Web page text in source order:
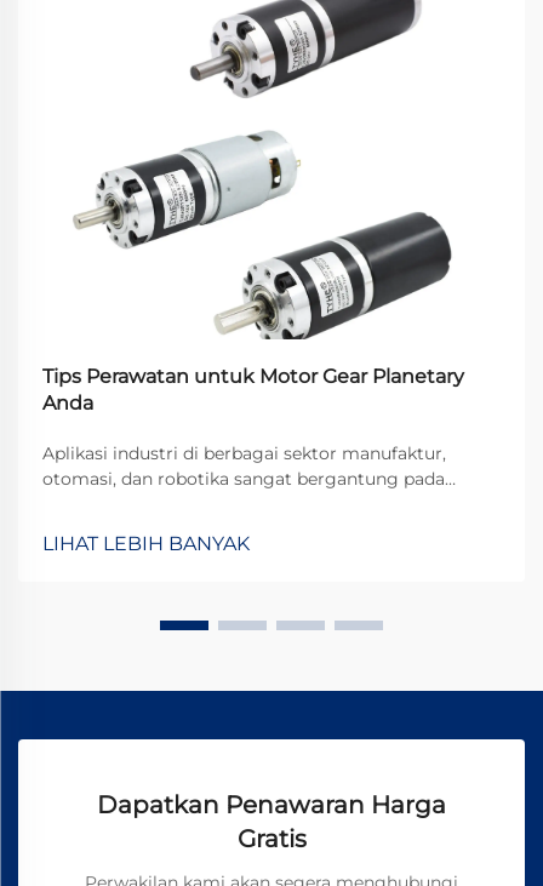
Tips Perawatan untuk Motor Gear Planetary
Anda
Aplikasi industri di berbagai sektor manufaktur,
otomasi, dan robotika sangat bergantung pada
motor gear planetary, yang menggabungkan desain
LIHAT LEBIH BANYAK
Dapatkan Penawaran Harga
Gratis